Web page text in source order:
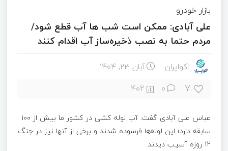
بازار خودرو
علی آبادی: ممکن است شب ها آب قطع شود/
مردم حتما به نصب ذخیره‌ساز آب اقدام کنند
اکوایران آبان ۲۳, ۱۴۰۴
7
0
402
عباس علی آبادی گفت: آب لوله کشی در کشور ما بیش از ۱۰۰
سابقه دارد؛ این لوله‌ها فرسوده شدند و برخی از آنها نیز در جنگ
۱۲ روزه آسیب دیدند.